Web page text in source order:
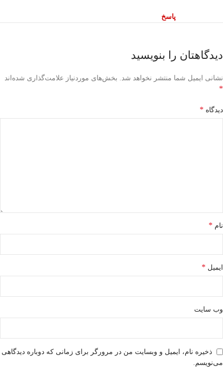
پاسخ
دیدگاهتان را بنویسید
نشانی ایمیل شما منتشر نخواهد شد. بخش‌های موردنیاز علامت‌گذاری شده‌اند
*
دیدگاه *
نام *
ایمیل *
وب‌ سایت
ذخیره نام، ایمیل و وبسایت من در مرورگر برای زمانی که دوباره دیدگاهی
می‌نویسم.